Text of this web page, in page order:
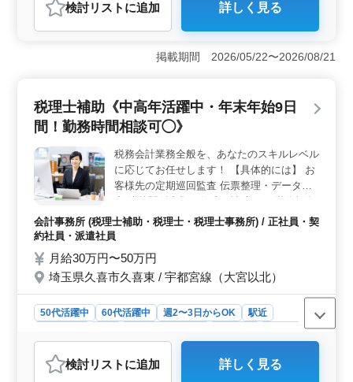
おすすめポイント
《経験者歓迎の少人数事務所》 経験豊富な方々が在籍
し、少人数のアットホームな環境で業務に取り組んでい
ます。長年の経験を活かし、チームで協力しながら業務
《残業少なめでワークライフバランスを重視》 月10〜
20時間程度の残業で、プライベートな時間を充実させな
味、健康管理など、自分の時間を大切にすることができ
ます。また、休日や有給休暇もしっかりと取得できるた
め、ワークライフバランスを実現できます。 《地域
に密着したサービスを提供》 地域の方々との信頼関係
を築きながら、地域の経済活動を支えています。地域社
会に貢献することに誇りを持ち、地域の中で成長し続け
る事務所です。地域密着型のサービスを提供すること
で、お客様からの信頼を得ています。
検討リスト に追加 詳しく見る
掲載期間 2026/05/22〜2026/08/21
税理士補助《中高年活躍中・年末年始9日
間！勤務時間相談可◯》
税務会計業務全般を、あなたのスキルレベル
に応じてお任せします！ 【具体的には】 お
客様先の定期巡回監査 伝票整理・データ入
料の作成 その他、中小企業の経営全般の支
援等 ＊中高年活躍中！ ＊経験者のみの募集
じて、相続・資産税業務や、コンサルティン
グ業務にも携わることが可能です ※担当件
数については応相談ですが、月10件〜20件
程度を想定しています。
会計事務所 (税理士補助・税理士・税理士事務所) / 正社員・契
約社員・派遣社員
月給30万円〜50万円
埼玉県久喜市久喜東 / 宇都宮線（大宮以北）
50代活躍中 60代活躍中 週2〜3日からOK
駅近
会計事務所
おすすめポイント
検討リスト に追加 詳しく見る